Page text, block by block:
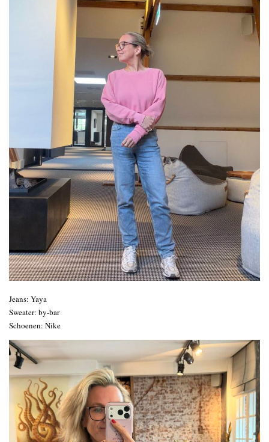
Jeans: Yaya
Sweater: by-bar
Schoenen: Nike